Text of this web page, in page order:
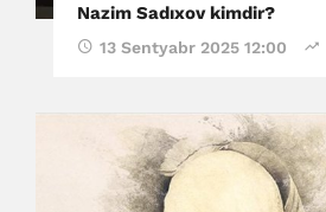
Nazim Sadıxov kimdir?
13 Sentyabr 2025 12:00